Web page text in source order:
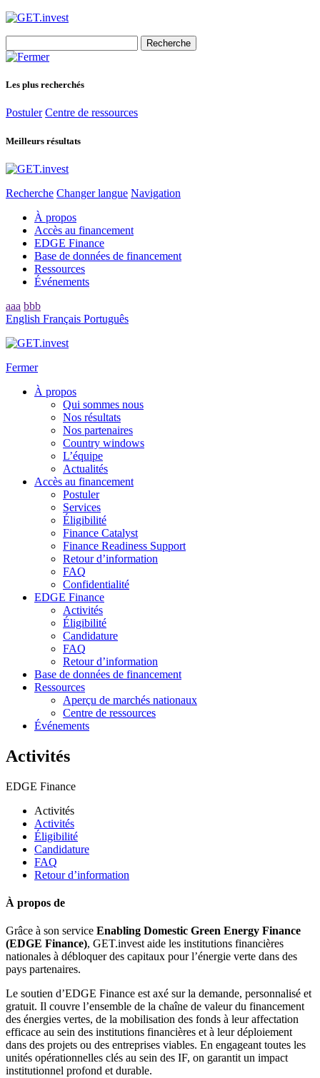
for:
Les plus recherchés
Postuler Centre de ressources
Meilleurs résultats
Recherche Changer langue Navigation
À propos
Accès au financement
EDGE Finance
Base de données de financement
Ressources
Événements
aaa bbb
English Français Português
Fermer
À propos
Qui sommes nous
Nos résultats
Nos partenaires
Country windows
L’équipe
Actualités
Accès au financement
Postuler
Services
Éligibilité
Finance Catalyst
Finance Readiness Support
Retour d’information
FAQ
Confidentialité
EDGE Finance
Activités
Éligibilité
Candidature
FAQ
Retour d’information
Base de données de financement
Ressources
Aperçu de marchés nationaux
Centre de ressources
Événements
Activités
EDGE Finance
Activités
Activités
Éligibilité
Candidature
FAQ
Retour d’information
À propos de
Grâce à son service Enabling Domestic Green Energy Finance
(EDGE Finance), GET.invest aide les institutions financières
nationales à débloquer des capitaux pour l’énergie verte dans des
pays partenaires.
Le soutien d’EDGE Finance est axé sur la demande, personnalisé et
gratuit. Il couvre l’ensemble de la chaîne de valeur du financement
des énergies vertes, de la mobilisation des fonds à leur affectation
efficace au sein des institutions financières et à leur déploiement
dans des projets ou des entreprises viables. En engageant toutes les
unités opérationnelles clés au sein des IF, on garantit un impact
institutionnel profond et durable.